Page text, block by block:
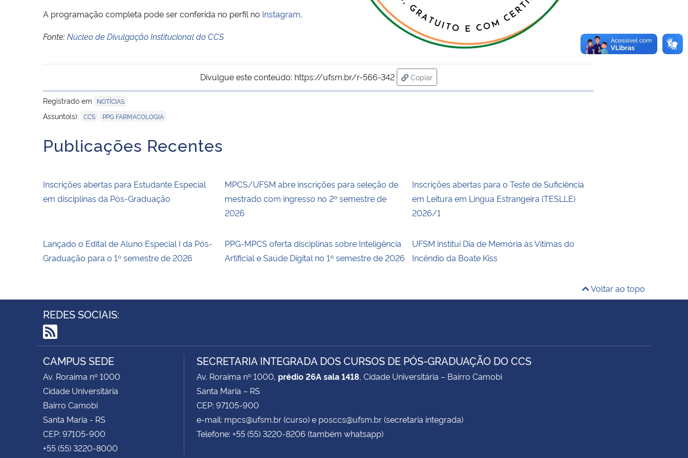
A programação completa pode ser conferida no perfil no Instagram.
Fonte:Núcleo de Divulgação Institucional do CCS
Divulgue este conteúdo: https://ufsm.br/r-566-342
Copiar
para área de transferência
Registrado em
NOTÍCIAS
Assunto(s): CCS PPG FARMACOLOGIA
Publicações Recentes
Inscrições abertas para Estudante Especial
em disciplinas da Pós-Graduação
MPCS/UFSM abre inscrições para seleção de
mestrado com ingresso no 2º semestre de
2026
Inscrições abertas para o Teste de Suficiência
em Leitura em Língua Estrangeira (TESLLE)
2026/1
Lançado o Edital de Aluno Especial I da Pós-
Graduação para o 1º semestre de 2026
PPG-MPCS oferta disciplinas sobre Inteligência
Artificial e Saúde Digital no 1º semestre de 2026
UFSM institui Dia de Memória às Vítimas do
Incêndio da Boate Kiss
Voltar ao topo
REDES SOCIAIS:
RSS
CAMPUS SEDE
Av. Roraima nº 1000
Cidade Universitária
Bairro Camobi
Santa Maria - RS
CEP: 97105-900
+55 (55) 3220-8000
SECRETARIA INTEGRADA DOS CURSOS DE PÓS-GRADUAÇÃO DO CCS
Av. Roraima nº 1000, prédio 26A sala 1418, Cidade Universitária – Bairro Camobi
Santa Maria – RS
CEP: 97105-900
e-mail: mpcs@ufsm.br (curso) e posccs@ufsm.br (secretaria integrada)
Telefone: +55 (55) 3220-8206 (também whatsapp)